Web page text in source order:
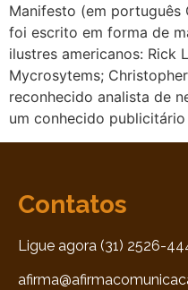
Manifesto (em português
foi escrito em forma de
ilustres americanos: Rick
Mycrosytems;
reconhecido analista de
um conhecido
Contatos
Ligue agora (31) 2526-